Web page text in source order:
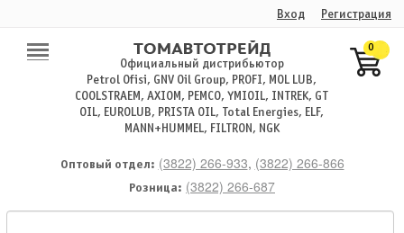
Вход Регистрация
Официальный дистрибьютор
Petrol Ofisi, GNV Oil Group, PROFI, MOL LUB,
COOLSTRAEM, AXIOM, PEMCO, YMIOIL, INTREK, GT
OIL, EUROLUB, PRISTA OIL, Total Energies, ELF,
MANN+HUMMEL, FILTRON, NGK
0
Оптовый отдел: (3822) 266-933, (3822) 266-866
Розница: (3822) 266-687